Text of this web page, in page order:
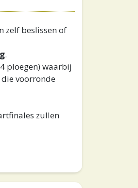
zelf beslissen of
.
ploegen) waarbij
voorronde
zullen